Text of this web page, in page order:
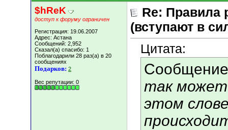
$hReK
доступ к форуму ограничен
Регистрация: 19.06.2007
Адрес: Астана
Сообщений: 2,952
Сказал(а) спасибо: 1
Поблагодарили 28 раз(а) в 20
сообщениях
Подарков: 2
Вес репутации: 0
Re: Правила
(вступают в
Цитата:
так может
этом